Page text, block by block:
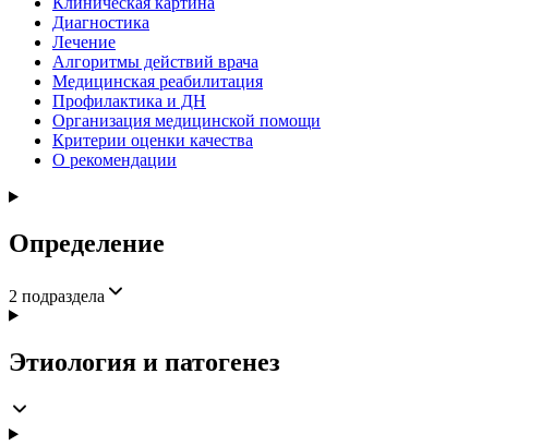
Диагностика
Лечение
Алгоритмы действий врача
Медицинская реабилитация
Профилактика и ДН
Организация медицинской помощи
Критерии оценки качества
О рекомендации
Определение
2 подраздела
Этиология и патогенез